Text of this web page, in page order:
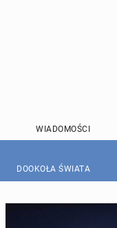
WIADOMOŚCI
DOOKOŁA ŚWIATA